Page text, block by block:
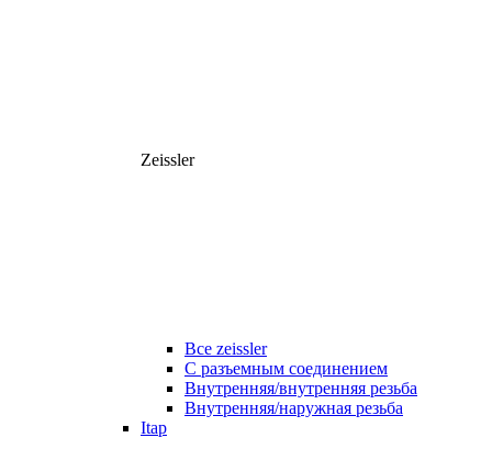
Zeissler
Все zeissler
С разъемным соединением
Внутренняя/внутренняя резьба
Внутренняя/наружная резьба
Itap